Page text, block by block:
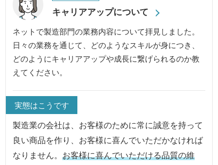
キャリアアップについて
ネットで製造部門の業務内容について拝見しました。
日々の業務を通じて、どのようなスキルが身につき、
どのようにキャリアアップや成長に繋げられるのか教
えてください。
実態はこうです
製造業の会社は、お客様のために常に誠意を持って
良い商品を作り、お客様に喜んでいただかなければ
なりません。お客様に喜んでいただける品質の維